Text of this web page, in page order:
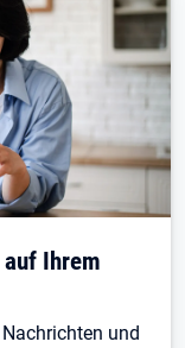
Ihrem
und